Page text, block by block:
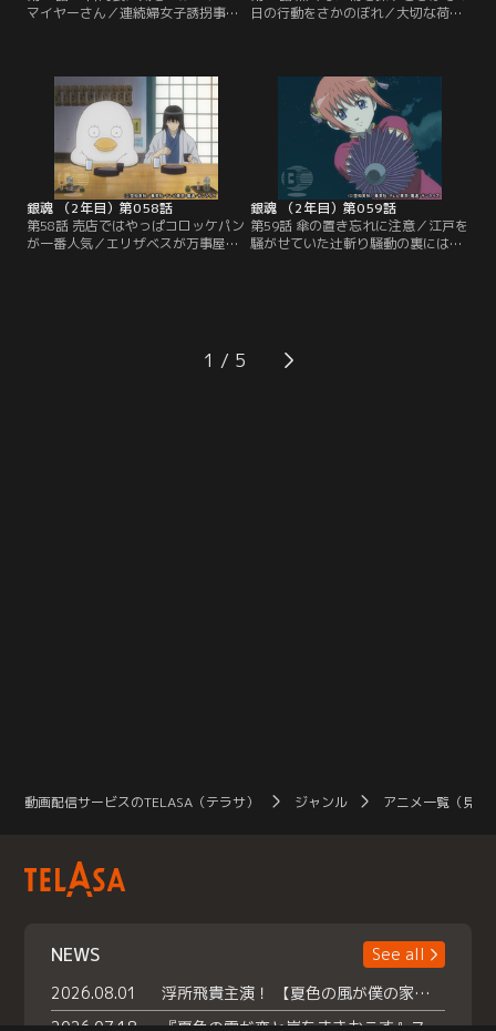
マイヤーさん／連続婦女子誘拐事件
防犯の呼びかけとイメージアップを
図り、アイドルのお通を一日局長と
して迎える。招かれたからには責務
を果たしたいと意気込むお通は、局
中法度を手始めに真選組のイメージ
アップに取り掛かるが…。【提供：
バンダイチャンネル】
日の行動をさかのぼれ／大切な荷物
に現れた黒ずくめの一団に、あろう
ことか荷物と金を奪われてしまっ
た。困り果てた陸奥が、奪われた荷
物と金の回収を依頼したのは！そし
て、快援隊のリーダー坂本の姿が見
えないのであった…。【提供：バン
ダイチャンネル】
銀魂 （2年目）第058話
第58話 売店ではやっぱコロッケパン
が一番人気／エリザベスが万事屋に
て今度はコーヒーを差し出してみる
が様子は全然変わらない。最後の手
銀魂 （2年目）第059話
第59話 傘の置き忘れに注意／江戸を
騒がせていた辻斬り騒動の裏には、
に乗り込む。迎え撃つ来島また子、
武市変平太と浪士たち。必死に抵抗
1
動画配信サービスのTELASA（テラサ） ジャンル アニメ一覧（見放
NEWS
See all
2026.08.01
浮所飛貴主演！ 【夏色の風が僕の家にやってきた】 本日よりテラサで独占配信スタート！